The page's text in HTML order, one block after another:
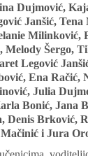
Dujmović,
Janšić,
Milinković,
Melody Šergo,
Legović
Ena Račić,
Julia
Bonić, Jana
Denis Brković,
i Jura